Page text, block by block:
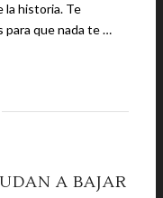
historia. Te
para que nada te …
A BAJAR